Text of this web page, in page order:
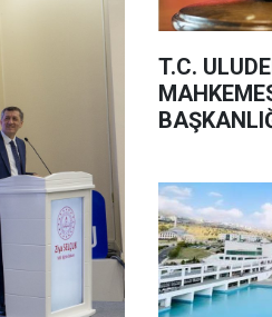
T.C.